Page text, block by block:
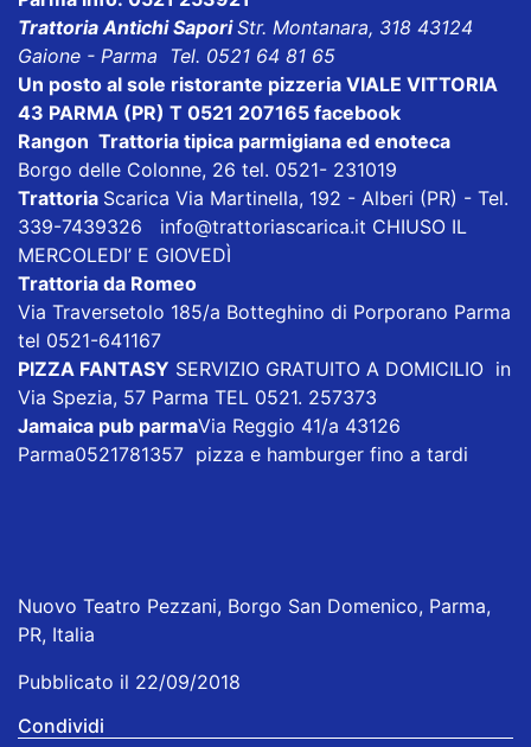
Trattoria Antichi SaporiStr. Montanara, 318 43124
Gaione - Parma Tel. 0521 64 81 65
Un posto al sole ristorante pizzeria VIALE VITTORIA
43 PARMA (PR) T 0521 207165 facebook
Rangon Trattoria tipica parmigiana ed enoteca
Borgo delle Colonne, 26 tel. 0521- 231019
Trattoria Scarica Via Martinella, 192 - Alberi (PR) - Tel.
339-7439326 info@trattoriascarica.it CHIUSO IL
MERCOLEDI’ E GIOVEDÌ
Trattoria da Romeo
Via Traversetolo 185/a Botteghino di Porporano Parma
tel 0521-641167
PIZZA FANTASY SERVIZIO GRATUITO A DOMICILIO in
Via Spezia, 57 Parma TEL 0521. 257373
Jamaica pub parmaVia Reggio 41/a 43126
Parma0521781357 pizza e hamburger fino a tardi
Nuovo Teatro Pezzani, Borgo San Domenico, Parma,
PR, Italia
Pubblicato il 22/09/2018
Condividi